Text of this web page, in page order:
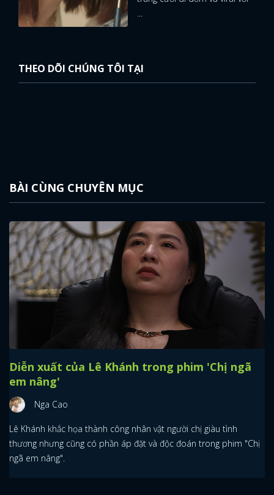
...
THEO DÕI CHÚNG TÔI TẠI
BÀI CÙNG CHUYÊN MỤC
Diễn xuất của Lê Khánh trong phim 'Chị ngã
em nâng'
Nga Cao
Lê Khánh khắc họa thành công nhân vật người chị giàu tình
thương nhưng cũng có phần áp đặt và độc đoán trong phim "Chị
ngã em nâng".